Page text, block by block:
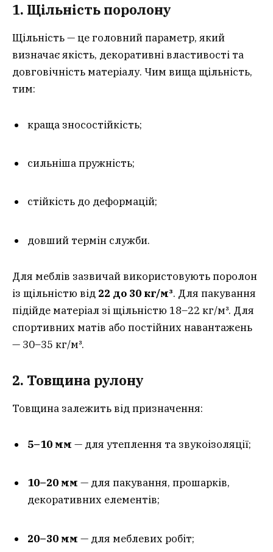
1. Щільність поролону
Щільність — це головний параметр, який
визначає якість, декоративні властивості та
довговічність матеріалу. Чим вища щільність,
тим:
краща зносостійкість;
сильніша пружність;
стійкість до деформацій;
довший термін служби.
Для меблів зазвичай використовують поролон
із щільністю від 22 до 30 кг/м³. Для пакування
підійде матеріал зі щільністю 18–22 кг/м³. Для
спортивних матів або постійних навантажень
— 30–35 кг/м³.
2. Товщина рулону
Товщина залежить від призначення:
5–10 мм — для утеплення та звукоізоляції;
10–20 мм — для пакування, прошарків,
декоративних елементів;
20–30 мм — для меблевих робіт;